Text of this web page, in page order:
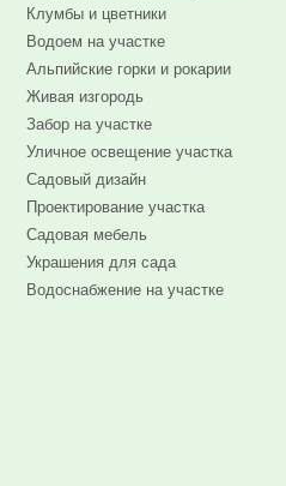
Клумбы и цветники
Водоем на участке
Альпийские горки и рокарии
Живая изгородь
Забор на участке
Уличное освещение участка
Садовый дизайн
Проектирование участка
Садовая мебель
Украшения для сада
Водоснабжение на участке